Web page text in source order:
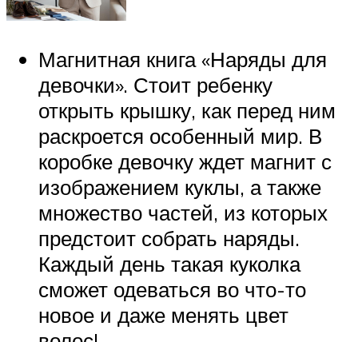
Магнитная книга «Наряды для
девочки». Стоит ребенку
открыть крышку, как перед ним
раскроется особенный мир. В
коробке девочку ждет магнит с
изображением куклы, а также
множество частей, из которых
предстоит собрать наряды.
Каждый день такая куколка
сможет одеваться во что-то
новое и даже менять цвет